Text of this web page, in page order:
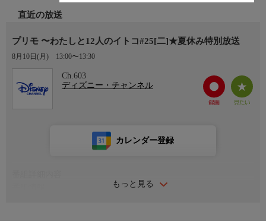
直近の放送
プリモ 〜わたしと12人のイトコ#25[二]★夏休み特別放送
8月10日(月) 13:00〜13:30
Ch.603
ディズニー・チャンネル
もっと見る
カレンダー登録